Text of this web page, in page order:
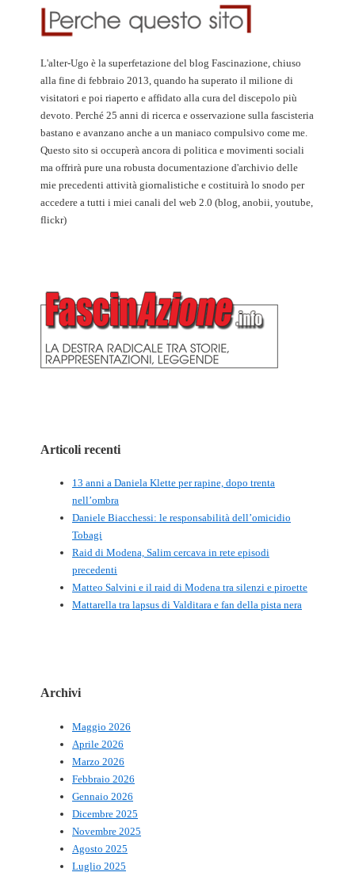
L'alter-Ugo è la superfetazione del blog Fascinazione, chiuso
alla fine di febbraio 2013, quando ha superato il milione di
visitatori e poi riaperto e affidato alla cura del discepolo più
devoto. Perché 25 anni di ricerca e osservazione sulla fascisteria
bastano e avanzano anche a un maniaco compulsivo come me.
Questo sito si occuperà ancora di politica e movimenti sociali
ma offrirà pure una robusta documentazione d'archivio delle
mie precedenti attività giornalistiche e costituirà lo snodo per
accedere a tutti i miei canali del web 2.0 (blog, anobii, youtube,
flickr)
Articoli recenti
13 anni a Daniela Klette per rapine, dopo trenta
nell’ombra
Daniele Biacchessi: le responsabilità dell’omicidio
Tobagi
Raid di Modena, Salim cercava in rete episodi
precedenti
Matteo Salvini e il raid di Modena tra silenzi e piroette
Mattarella tra lapsus di Valditara e fan della pista nera
Archivi
Maggio 2026
Aprile 2026
Marzo 2026
Febbraio 2026
Gennaio 2026
Dicembre 2025
Novembre 2025
Agosto 2025
Luglio 2025